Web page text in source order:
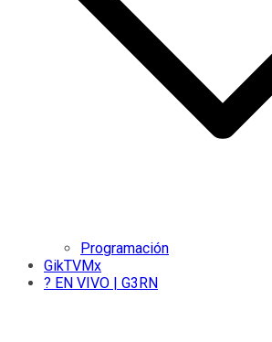
Programación
GikTVMx
? EN VIVO | G3RN